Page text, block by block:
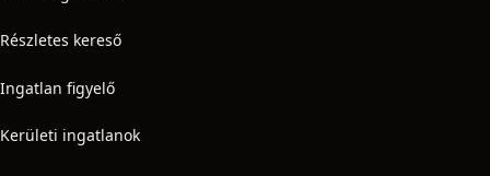
Részletes kereső
Ingatlan figyelő
Kerületi ingatlanok